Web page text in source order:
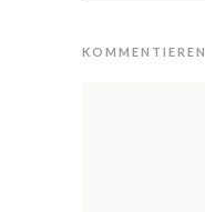
KOMMENTIEREN